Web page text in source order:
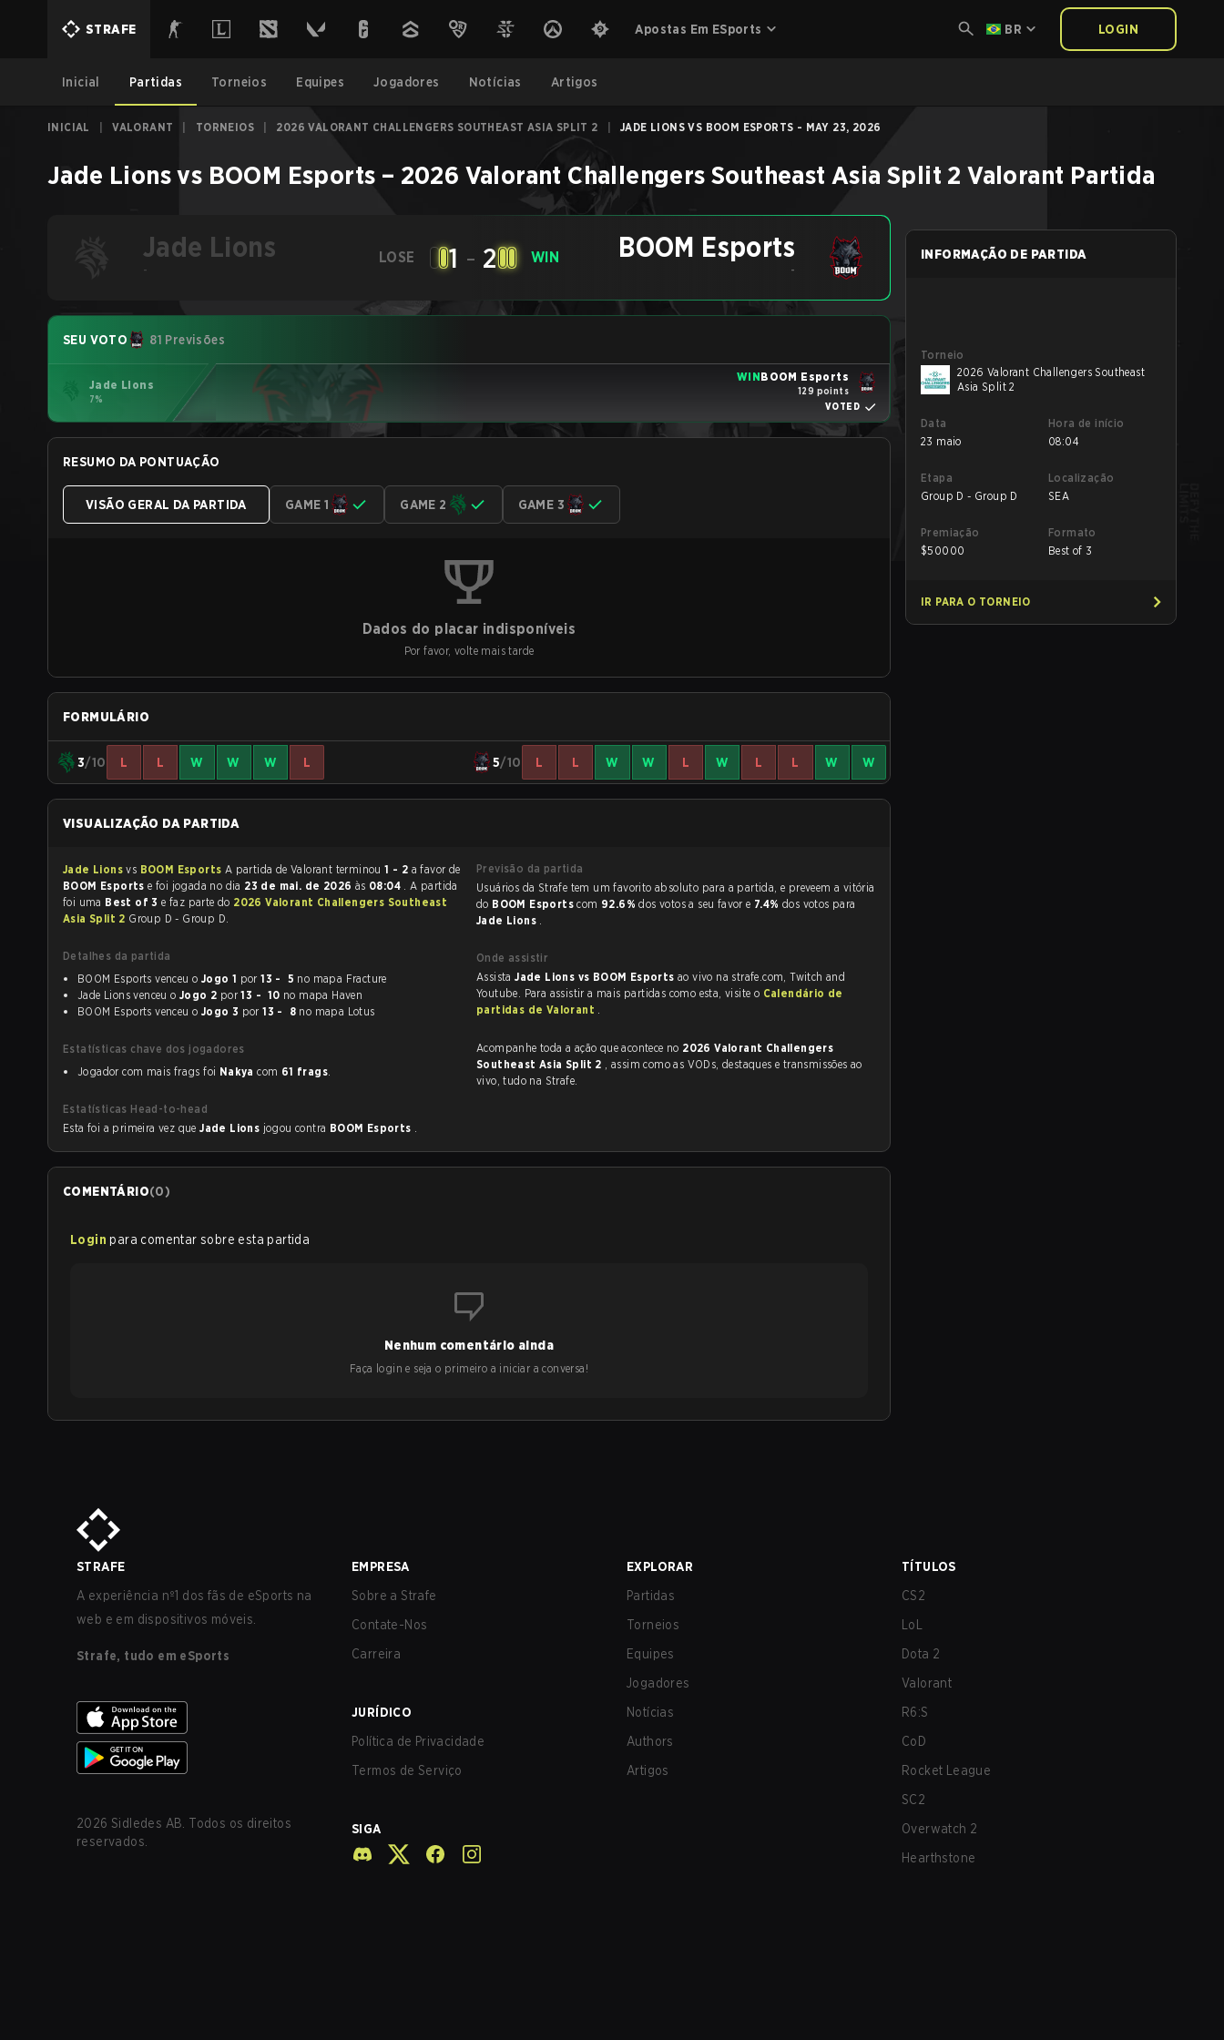
STRAFE Apostas Em ESports BR LOGIN
Inicial Partidas Torneios Equipes Jogadores Notícias Artigos
INICIAL VALORANT TORNEIOS 2026 VALORANT CHALLENGERS SOUTHEAST ASIA SPLIT 2 JADE LIONS VS BOOM ESPORTS - MAY 23, 2026
Jade Lionsvs BOOM Esports – 2026 Valorant Challengers Southeast Asia Split 2 Valorant Partida
Jade Lions
-
LOSE 1 - 2 WIN BOOM Esports
-
SEU VOTO 81 Previsões
Jade Lions
7%
WINBOOM Esports
129 points
VOTED
RESUMO DA PONTUAÇÃO
VISÃO GERAL DA PARTIDA GAME 1 GAME 2 GAME 3
Dados do placar indisponíveis
Por favor, volte mais tarde
FORMULÁRIO
3/10 L L W W W L 5/10 L L W W L W L L W W
VISUALIZAÇÃO DA PARTIDA
Jade Lionsvs BOOM Esports A partida de Valorant terminou1 - 2 a favor de
BOOM Esports
e foi jogada no dia 23 de mai. de 2026 às 08:04 . A partida
foi uma Best of 3e faz parte do 2026 Valorant Challengers Southeast
Asia Split 2 Group D - Group D.
Detalhes da partida
BOOM Esports venceu o Jogo 1 por 13 - 5 no mapa Fracture
Jade Lions venceu o Jogo 2 por 13 - 10 no mapa Haven
BOOM Esports venceu o Jogo 3 por 13 - 8no mapa Lotus
Estatísticas chave dos jogadores
Jogador com mais frags foi Nakya com 61 frags.
Estatísticas Head-to-head
Esta foi a primeira vez queJade Lions jogou contra BOOM Esports .
Previsão da partida
Usuários da Strafe tem um favorito absoluto para a partida, e preveem a vitória
do BOOM Esportscom 92.6%dos votos a seu favor e 7.4% dos votos para
Jade Lions .
Onde assistir
AssistaJade Lions vs BOOM Esports ao vivo na strafe.com, Twitch and
Youtube. Para assistir a mais partidas como esta, visite o Calendário de
partidas de Valorant .
Acompanhe toda a ação que acontece no 2026 Valorant Challengers
Southeast Asia Split 2 , assim como as VODs, destaques e transmissões ao
vivo, tudo na Strafe.
COMENTÁRIO(0)
Login para comentar sobre esta partida
Nenhum comentário ainda
Faça login e seja o primeiro a iniciar a conversa!
INFORMAÇÃO DE PARTIDA
Torneio
2026 Valorant Challengers Southeast
Asia Split 2
Data
23 maio
Hora de início
08:04
Etapa
Group D - Group D
Localização
SEA
Premiação
$50000
Formato
Best of 3
IR PARA O TORNEIO
STRAFE
A experiência nº1 dos fãs de eSports na
web e em dispositivos móveis.
Strafe, tudo em eSports
2026 Sidledes AB. Todos os direitos
reservados.
EMPRESA
Sobre a Strafe
Contate-Nos
Carreira
JURÍDICO
Política de Privacidade
Termos de Serviço
SIGA
EXPLORAR
Partidas
Torneios
Equipes
Jogadores
Notícias
Authors
Artigos
TÍTULOS
CS2
LoL
Dota 2
Valorant
R6:S
CoD
Rocket League
SC2
Overwatch 2
Hearthstone